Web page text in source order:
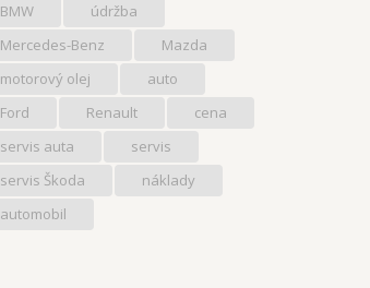
BMW
údržba
Mercedes-Benz
Mazda
motorový olej
auto
Ford
Renault
cena
servis auta
servis
servis Škoda
náklady
automobil